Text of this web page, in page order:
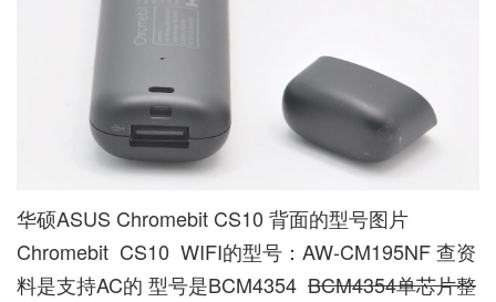
华硕ASUS Chromebit CS10 背面的型号图片
Chromebit CS10 WIFI的型号：AW-CM195NF 查资
料是支持AC的 型号是BCM4354 BCM4354单芯片整